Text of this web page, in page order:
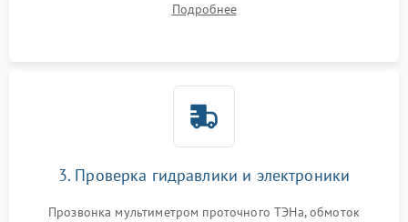
циркуляционному насосу, ТЭНу и сливной помпе.
Подробнее
3. Проверка гидравлики и электроники
Прозвонка мультиметром проточного ТЭНа, обмоток